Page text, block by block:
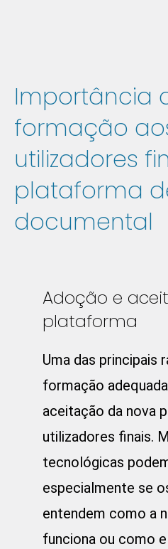
Importância
formação
utilizadores
plataforma
documental
Adoção e
plataforma
Uma das principais
formação
aceitação da nova
utilizadores finais.
tecnológicas
especialmente se
entendem como a
funciona ou como